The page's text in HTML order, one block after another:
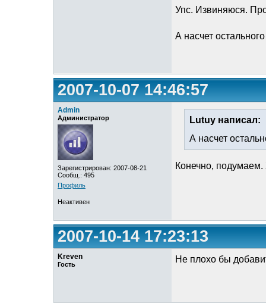
Упс. Извиняюся.
А насчет
2007-10-07 14:46:57
Admin
Администратор
Зарегистрирован: 2007-08-21
Сообщ.: 495
Профиль
Lutuy написал:
А насчет
Конечно, подумаем.
Неактивен
2007-10-14 17:23:13
Kreven
Гость Не плохо бы